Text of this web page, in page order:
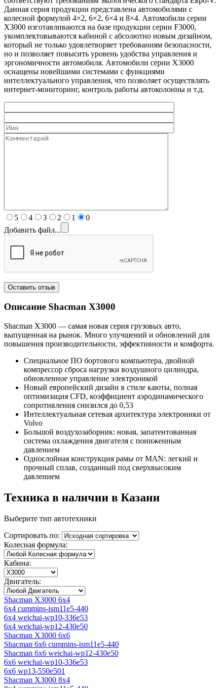
Данная серия продукции представлена автомобилями с
колесной формулой 4×2, 6×2, 6×4 и 8×4. Автомобили серии
X3000 изготавливаются на базе продукции серии F3000,
укомплектовываются кабиной с абсолютно новым дизайном,
который не только удовлетворяет требованиям безопасности,
но и позволяет повысить уровень удобства управления и
эргономичности автомобиля. Автомобили серии X3000
оснащены новейшими системами с функциями
интеллектуального управления, что позволяет осуществлять
интернет-мониторинг, контроль работы автоколонны и т.д.
5 4 3 2 1
0
Добавить файл...
Описание Shacman X3000
Shacman X3000 — самая новая серия грузовых авто,
выпущенная на рынок. Много улучшений и обновлений для
повышения производительности, эффективности и комфорта.
Специальное ПО бортового компьютера, двойной
компрессор сброса нагрузки воздушного цилиндра,
обновленное управление электроникой
Новый европейский дизайн в стиле каюты, полная
оптимизация CFD, коэффициент аэродинамического
сопротивления снизился до 0,53
Интеллектуальная сетевая архитектура электроники от
Volvo
Большой воздухозаборник: новая, запатентованная
система охлаждения двигателя с пониженным
давлением
Однослойная конструкция рамы от MAN: легкий и
прочный сплав, созданный под сверхвысоким
давлением
Техника в наличии в Казани
Выберите тип автотехники
Сортировать по:
Колесная формула:
Кабина:
Двигатель:
Shacman X3000 6x4
6x4 cummins-ism11e5-440
6x4 weichai-wp10-336e53
6x4 weichai-wp12-430e50
Shacman X3000 6x6
Shacman 6x6 cummins-ism11e5-440
Shacman 6x6 weichai-wp12-430e50
6x6 weichai-wp10-336e53
6x6 wp13-550e501
Shacman X3000 8x4